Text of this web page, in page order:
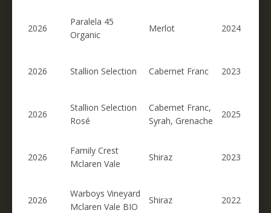
2026
Paralela 45
Organic
Merlot 2024
2026 Stallion Selection Cabernet Franc 2023
2026
Stallion Selection
Rosé
Cabernet Franc,
Syrah, Grenache
2025
2026
Family Crest
Mclaren Vale
Shiraz 2023
2026
Warboys Vineyard
Mclaren Vale BIO
Shiraz 2022